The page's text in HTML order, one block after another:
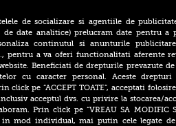
aproape 1.700 de ani. FOTO
Bacteria care „mănâncă”
țesuturile a provocat
moartea a cinci persoane în
acest an, anunță autoritățile
Bolojan, înaintea ratingului
de țară Moody’s: Am fost
cinstiți cu românii, am
muncit din greu. Alianța
PSD-AUR ”minează” țara
de socializare si agentiile de
date analitice) prelucram date pentru a
continutul si anunturile
pentru a va oferi functionalitati aferente
Beneficiati de drepturile prevazute
cu caracter personal. Aceste
click pe “ACCEPT TOATE”, acceptati
acceptul dvs. cu privire la stocarea/
Prin click pe “VREAU SA MODIFIC
mod individual, mai putin cele legate de